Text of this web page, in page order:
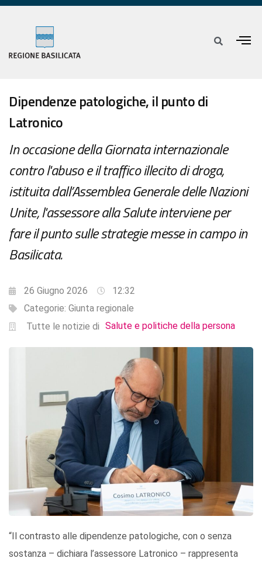
Dipendenze patologiche, il punto di
Latronico
In occasione della Giornata internazionale
contro l'abuso e il traffico illecito di droga,
istituita dall’Assemblea Generale delle Nazioni
Unite, l'assessore alla Salute interviene per
fare il punto sulle strategie messe in campo in
Basilicata.
26 Giugno 2026
12:32
Categorie: Giunta regionale
Tutte le notizie di Salute e politiche della persona
“Il contrasto alle dipendenze patologiche, con o senza
sostanza – dichiara l’assessore Latronico – rappresenta